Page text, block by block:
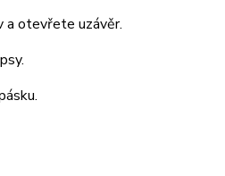
a otevřete uzávěr.